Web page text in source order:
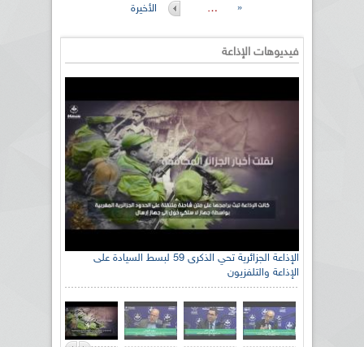
…
الأخيرة »
فيديوهات الإذاعة
الإذاعة الجزائرية تحي الذكرى 59 لبسط السيادة على
الإذاعة والتلفزيون